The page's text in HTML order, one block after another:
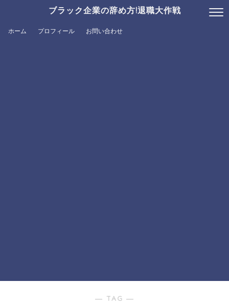
ブラック企業の辞め方!退職大作戦
ホーム プロフィール お問い合わせ
― TAG ―